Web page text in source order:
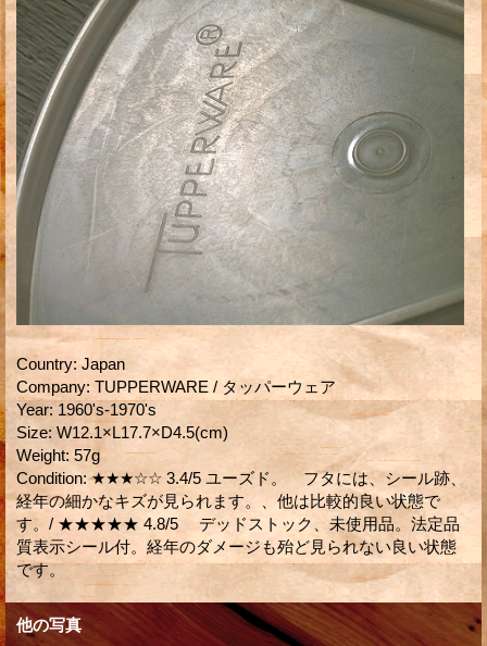
Country: Japan
Company: TUPPERWARE / タッパーウェア
Year: 1960's-1970's
Size: W12.1×L17.7×D4.5(cm)
Weight: 57g
Condition: ★★★☆☆ 3.4/5 ユーズド。 フタには、シール跡、
経年の細かなキズが見られます。、他は比較的良い状態で
す。/ ★★★★★ 4.8/5 デッドストック、未使用品。法定品
質表示シール付。経年のダメージも殆ど見られない良い状態
です。
他の写真